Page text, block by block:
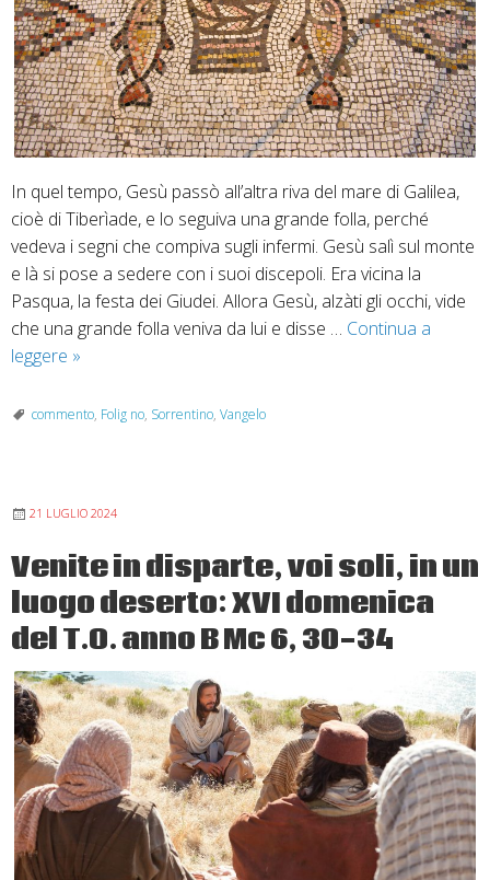
Gv
6,
24-
35
In quel tempo, Gesù passò all’altra riva del mare di Galilea,
cioè di Tiberìade, e lo seguiva una grande folla, perché
vedeva i segni che compiva sugli infermi. Gesù salì sul monte
e là si pose a sedere con i suoi discepoli. Era vicina la
Pasqua, la festa dei Giudei. Allora Gesù, alzàti gli occhi, vide
che una grande folla veniva da lui e disse … Continua a
leggere Moltiplicazione
pani
XVII
del
T.
O.
anno
B
Gv
6,
1-
15
»
commento, Folig no, Sorrentino, Vangelo
21 LUGLIO 2024
Venite in disparte, voi soli, in un
luogo deserto: XVI domenica
del T.O. anno B Mc 6, 30-34